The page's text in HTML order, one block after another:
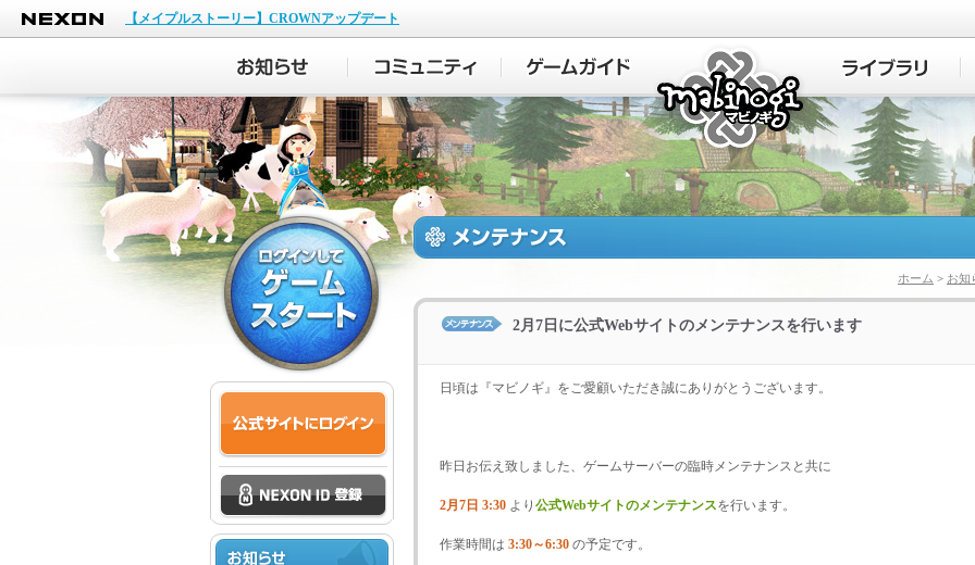
NEXON
【メイプルストーリー】CROWNアップデート
マビノギ
ホーム > お知
2月7日に公式Webサイトのメンテナンスを行います
日頃は『マビノギ』をご愛顧いただき誠にありがとうございます。
昨日お伝え致しました、ゲームサーバーの臨時メンテナンスと共に
2月7日 3:30 より 公式Webサイトのメンテナンスを行います。
作業時間は 3:30～6:30 の予定です。